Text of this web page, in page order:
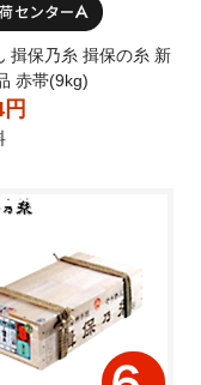
揖保乃糸 揖保の糸 新
赤帯(9kg)